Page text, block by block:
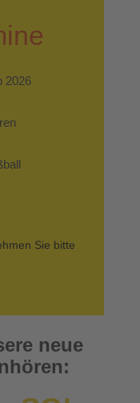
2026
Sie bitte
neue